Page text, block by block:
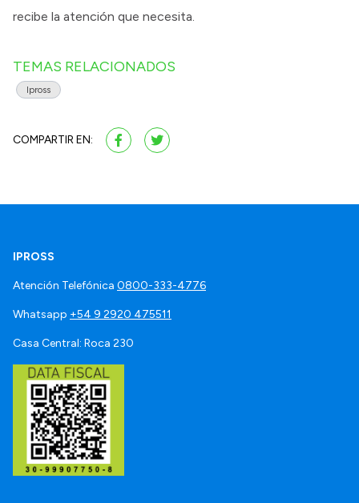
recibe la atención que necesita.
TEMAS RELACIONADOS
Ipross
COMPARTIR EN:
IPROSS
Atención Telefónica 0800-333-4776
Whatsapp +54 9 2920 475511
Casa Central: Roca 230